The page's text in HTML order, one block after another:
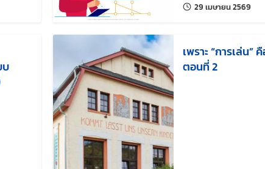
29 เมษายน 2569
บ
เพราะ “การเล่น”
ตอนที่ 2